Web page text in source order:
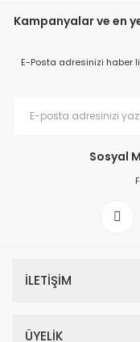
Kampanyalar ve en
E-Posta adresinizi haber
Sosyal
İLETİŞİM
ÜYELİK